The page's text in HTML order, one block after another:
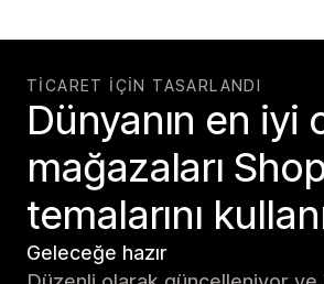
TICARET IÇIN TASARLANDI
Dünyanın en iyi
mağazaları
temalarını
Geleceğe hazır